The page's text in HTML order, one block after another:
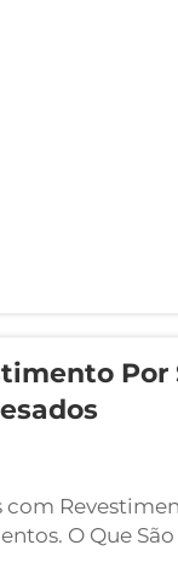
(20-40%
de 500-
Por
O Que
As chapas